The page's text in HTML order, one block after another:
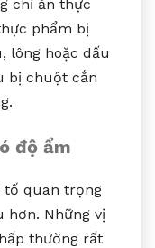
chỉ ăn thực
phẩm bị
lông hoặc dấu
bị chuột cắn
độ ẩm
tố quan trọng
hơn. Những vị
thường rất